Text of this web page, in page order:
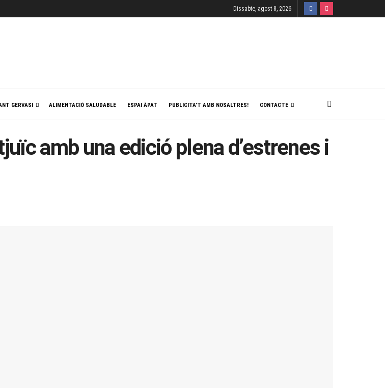
Dissabte, agost 8, 2026
GERVASI ALIMENTACIÓ SALUDABLE ESPAI ÀPAT PUBLICITA’T AMB NOSALTRES! CONTACTE
amb una edició plena d’estrenes i